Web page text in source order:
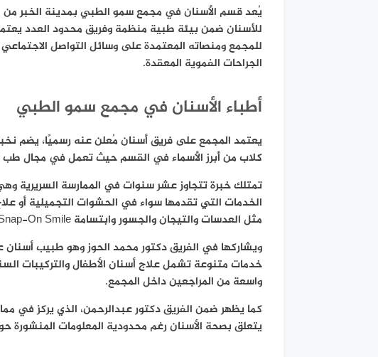
يُعد قسم الأسنان في مجمع سمو الطبي بمدينة الخبر من
للأسنان ضمن بيئة طبية منظمة وفريق محدود العدد
للمجمع ومنصاته المعتمدة على وسائل التواصل
الجراحات الفموية المعقدة.
أطباء الأسنان في مجمع سمو الطبي
يعتمد المجمع على فريق أسنان مُعلن عنه رسميًا، يضم
كلاب من أبرز الأسماء في القسم حيث تعمل في مجال طب
تمتلك خبرة تتجاوز عشر سنوات في الممارسة السريرية
الخدمات التي تقدمها سواء في الحشوات التجميلية أو
مثل العدسات والتيجان والجسور وابتسامة Snap-On Smile.
ويشاركها في الفريق دكتور محمد الحوز وهو طبيب
خدمات متنوعة تشمل علاج أسنان الأطفال والتركيبات
واسعة من المراجعين داخل المجمع.
كما يظهر ضمن الفريق دكتور عبدالرحمن، الذي يركز في
يتعلق بصحة الأسنان رغم محدودية المعلومات المنشورة